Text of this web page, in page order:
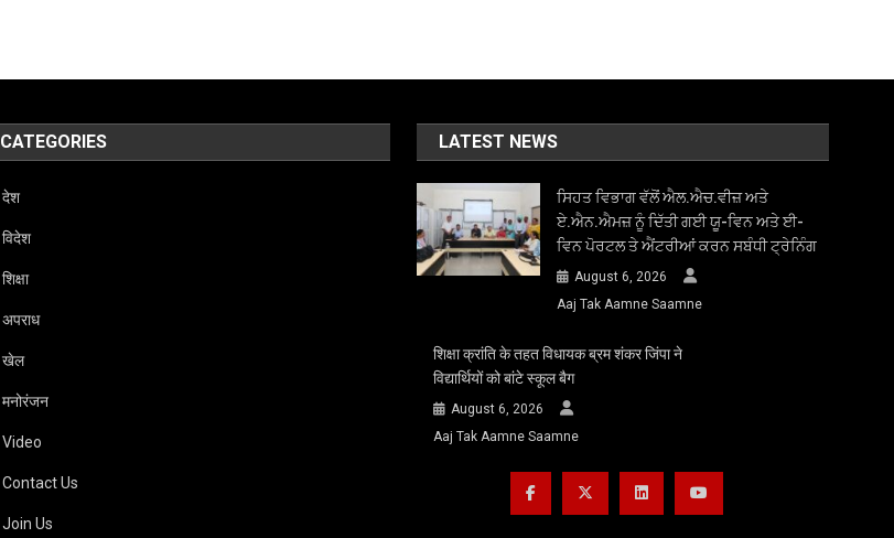
CATEGORIES
देश
विदेश
शिक्षा
अपराध
खेल
मनोरंजन
Video
Contact Us
Join Us
LATEST NEWS
ਸਿਹਤ ਵਿਭਾਗ ਵੱਲੋਂ ਐਲ.ਐਚ.ਵੀਜ਼ ਅਤੇ
ਏ.ਐਨ.ਐਮਜ਼ ਨੂੰ ਦਿੱਤੀ ਗਈ ਯੂ-ਵਿਨ ਅਤੇ ਈ-
ਵਿਨ ਪੋਰਟਲ ਤੇ ਐਂਟਰੀਆਂ ਕਰਨ ਸਬੰਧੀ ਟ੍ਰੇਨਿੰਗ
August 6, 2026
Aaj Tak Aamne Saamne
शिक्षा क्रांति के तहत विधायक ब्रम शंकर जिंपा ने
विद्यार्थियों को बांटे स्कूल बैग
August 6, 2026
Aaj Tak Aamne Saamne